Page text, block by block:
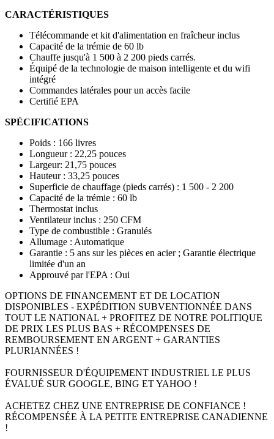
CARACTÉRISTIQUES
Télécommande et kit d'alimentation en fraîcheur inclus
Capacité de la trémie de 60 lb
Chauffe jusqu'à 1 500 à 2 200 pieds carrés.
Équipé de la technologie de maison intelligente et du wifi
intégré
Commandes latérales pour un accès facile
Certifié EPA
SPÉCIFICATIONS
Poids : 166 livres
Longueur : 22,25 pouces
Largeur: 21,75 pouces
Hauteur : 33,25 pouces
Superficie de chauffage (pieds carrés) : 1 500 - 2 200
Capacité de la trémie : 60 lb
Thermostat inclus
Ventilateur inclus : 250 CFM
Type de combustible : Granulés
Allumage : Automatique
Garantie : 5 ans sur les pièces en acier ; Garantie électrique
limitée d'un an
Approuvé par l'EPA : Oui
OPTIONS DE FINANCEMENT ET DE LOCATION
DISPONIBLES - EXPÉDITION SUBVENTIONNÉE DANS
TOUT LE NATIONAL + PROFITEZ DE NOTRE POLITIQUE
DE PRIX LES PLUS BAS + RÉCOMPENSES DE
REMBOURSEMENT EN ARGENT + GARANTIES
PLURIANNÉES !
FOURNISSEUR D'ÉQUIPEMENT INDUSTRIEL LE PLUS
ÉVALUÉ SUR GOOGLE, BING ET YAHOO !
ACHETEZ CHEZ UNE ENTREPRISE DE CONFIANCE !
RÉCOMPENSÉE À LA PETITE ENTREPRISE CANADIENNE
!